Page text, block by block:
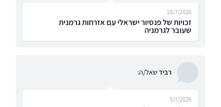
זכויות של פנסיור ישראלי עם אזרחות גרמנית
שעובר לגרמניה
18/7/2026
רבידשאל/ה:
5/7/2026